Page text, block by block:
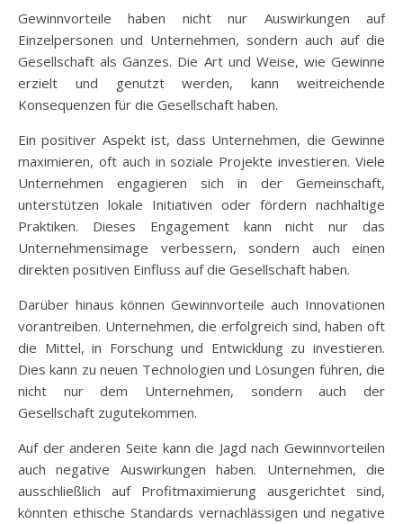
Gewinnvorteile haben nicht nur Auswirkungen auf
Einzelpersonen und Unternehmen, sondern auch auf die
Gesellschaft als Ganzes. Die Art und Weise, wie Gewinne
erzielt und genutzt werden, kann weitreichende
Konsequenzen für die Gesellschaft haben.
Ein positiver Aspekt ist, dass Unternehmen, die Gewinne
maximieren, oft auch in soziale Projekte investieren. Viele
Unternehmen engagieren sich in der Gemeinschaft,
unterstützen lokale Initiativen oder fördern nachhaltige
Praktiken. Dieses Engagement kann nicht nur das
Unternehmensimage verbessern, sondern auch einen
direkten positiven Einfluss auf die Gesellschaft haben.
Darüber hinaus können Gewinnvorteile auch Innovationen
vorantreiben. Unternehmen, die erfolgreich sind, haben oft
die Mittel, in Forschung und Entwicklung zu investieren.
Dies kann zu neuen Technologien und Lösungen führen, die
nicht nur dem Unternehmen, sondern auch der
Gesellschaft zugutekommen.
Auf der anderen Seite kann die Jagd nach Gewinnvorteilen
auch negative Auswirkungen haben. Unternehmen, die
ausschließlich auf Profitmaximierung ausgerichtet sind,
könnten ethische Standards vernachlässigen und negative